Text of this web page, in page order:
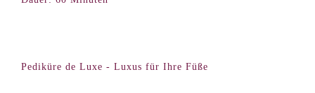
Pediküre de Luxe - Luxus für Ihre Füße